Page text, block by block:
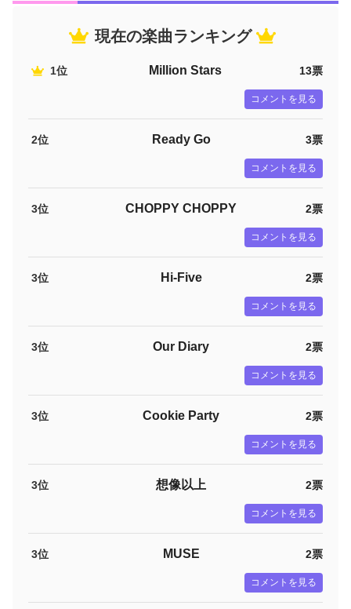
現在の楽曲ランキング
1位 Million Stars 13票
コメントを見る
2位 Ready Go 3票
コメントを見る
3位 CHOPPY CHOPPY 2票
コメントを見る
3位 Hi-Five 2票
コメントを見る
3位 Our Diary 2票
コメントを見る
3位 Cookie Party 2票
コメントを見る
3位 想像以上 2票
コメントを見る
3位 MUSE 2票
コメントを見る